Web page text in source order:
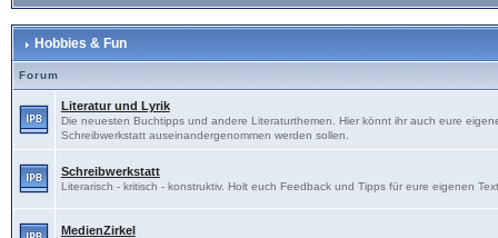
Hobbies & Fun
Forum
Literatur und Lyrik
Die neuesten Buchtipps und andere Literaturthemen. Hier könnt ihr auch eure
Schreibwerkstatt auseinandergenommen werden sollen.
Schreibwerkstatt
Literarisch - kritisch - konstruktiv. Holt euch Feedback und Tipps für eure eigenen
MedienZirkel